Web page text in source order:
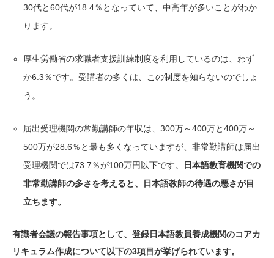
30代と60代が18.4％となっていて、中高年が多いことがわか
ります。
厚生労働省の求職者支援訓練制度を利用しているのは、わず
か6.3％です。受講者の多くは、この制度を知らないのでしょ
う。
届出受理機関の常勤講師の年収は、300万～400万と400万～
500万が28.6％と最も多くなっていますが、非常勤講師は届出
受理機関では73.7％が100万円以下です。
日本語教育機関での
非常勤講師の多さを考えると、日本語教師の待遇の悪さが目
立ちます。
有識者会議の報告事項として、登録日本語教員養成機関のコアカ
リキュラム作成について以下の3項目が挙げられています。